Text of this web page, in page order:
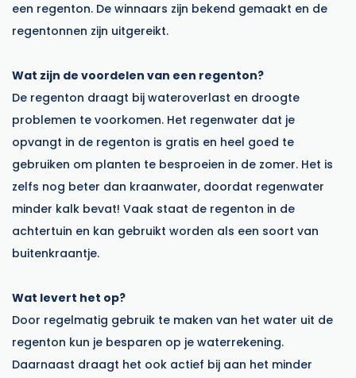
een regenton. De winnaars zijn bekend gemaakt en de
regentonnen zijn uitgereikt.
Wat zijn de voordelen van een regenton?
De regenton draagt bij wateroverlast en droogte
problemen te voorkomen. Het regenwater dat je
opvangt in de regenton is gratis en heel goed te
gebruiken om planten te besproeien in de zomer. Het is
zelfs nog beter dan kraanwater, doordat regenwater
minder kalk bevat! Vaak staat de regenton in de
achtertuin en kan gebruikt worden als een soort van
buitenkraantje.
Wat levert het op?
Door regelmatig gebruik te maken van het water uit de
regenton kun je besparen op je waterrekening.
Daarnaast draagt het ook actief bij aan het minder